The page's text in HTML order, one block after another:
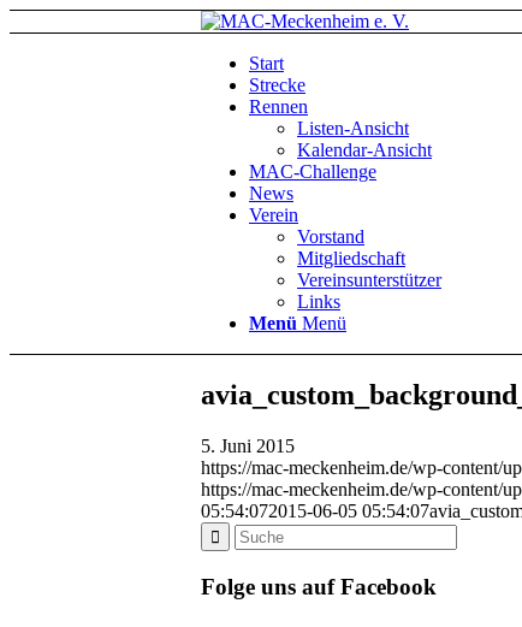
Start
Strecke
Rennen
Listen-Ansicht
Kalendar-Ansicht
MAC-Challenge
News
Verein
Vorstand
Mitgliedschaft
Vereinsunterstützer
Links
Menü Menü
5. Juni 2015
https://mac-meckenheim.de/wp-content/
https://mac-meckenheim.de/wp-content/
05:54:072015-06-05 05:54:07
Folge uns auf Facebook